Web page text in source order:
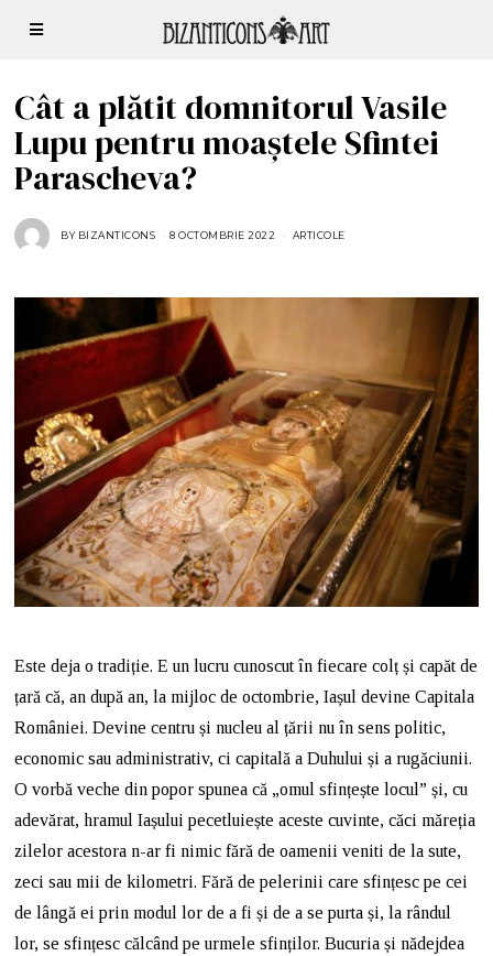
Cât a plătit domnitorul Vasile
Lupu pentru moaștele Sfintei
Parascheva?
BY BIZANTICONS 8 OCTOMBRIE 2022
M
0
2
2
ARTICOLE
Este deja o tradiție. E un lucru cunoscut în fiecare colț și capăt de
țară că, an după an, la mijloc de octombrie, Iașul devine Capitala
României. Devine centru și nucleu al țării nu în sens politic,
economic sau administrativ, ci capitală a Duhului și a rugăciunii.
O vorbă veche din popor spunea că „omul sfințește locul” și, cu
adevărat, hramul Iașului pecetluiește aceste cuvinte, căci măreția
zilelor acestora n-ar fi nimic fără de oamenii veniti de la sute,
zeci sau mii de kilometri. Fără de pelerinii care sfințesc pe cei
de lângă ei prin modul lor de a fi și de a se purta și, la rândul
lor, se sfințesc călcând pe urmele sfinților. Bucuria și nădejdea